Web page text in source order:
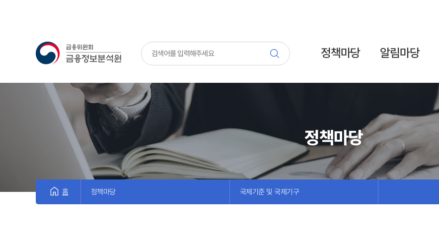
금융위원회 금융정보분석원 정책마당 알림마당
정책마당
홈 정책마당 국제기준 및 국제기구